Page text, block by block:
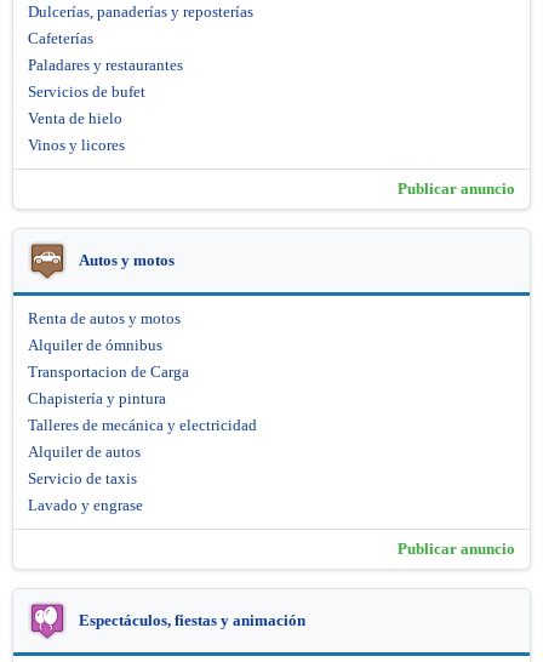
Dulcerías, panaderías y reposterías
Cafeterías
Paladares y restaurantes
Servicios de bufet
Venta de hielo
Vinos y licores
Publicar anuncio
Autos y motos
Renta de autos y motos
Alquiler de ómnibus
Transportacion de Carga
Chapistería y pintura
Talleres de mecánica y electricidad
Alquiler de autos
Servicio de taxis
Lavado y engrase
Publicar anuncio
Espectáculos, fiestas y animación